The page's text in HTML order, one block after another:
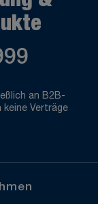
an B2B-
keine Verträge